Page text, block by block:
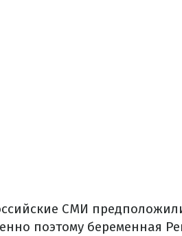
СМИ
поэтому беременная